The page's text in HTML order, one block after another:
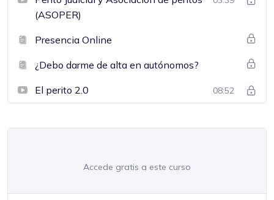
(ASOPER)
Presencia Online
¿Debo darme de alta en autónomos?
El perito 2.0 08:52
Accede gratis a este curso